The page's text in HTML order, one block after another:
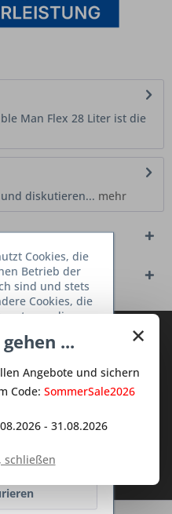
Man Flex 28 Liter ist die
diskutieren... mehr
Deine
und verpassen
Aktion mehr aus
×
...
Angebote und sichern
Code: SommerSale2026
- 31.08.2026
schließen
Cookies, die
Betrieb der
sind und stets
Cookies, die
dieser
mit
sollen,
Zustimmung